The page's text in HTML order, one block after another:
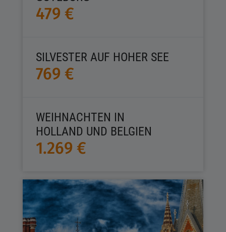
479 €
SILVESTER AUF HOHER SEE
769 €
WEIHNACHTEN IN
HOLLAND UND BELGIEN
1.269 €